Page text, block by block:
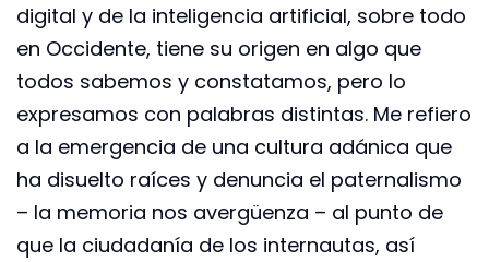
digital y de la inteligencia artificial, sobre todo
en Occidente, tiene su origen en algo que
todos sabemos y constatamos, pero lo
expresamos con palabras distintas. Me refiero
a la emergencia de una cultura adánica que
ha disuelto raíces y denuncia el paternalismo
– la memoria nos avergüenza – al punto de
que la ciudadanía de los internautas, así